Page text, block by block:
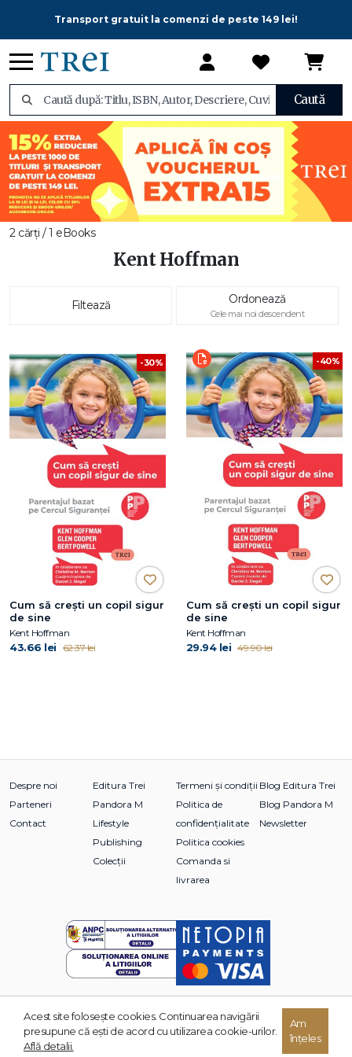
Transport gratuit la comenzi de peste 149 lei!
Caută
2 cărți / 1 eBooks
Kent Hoffman
Filtează Ordonează
Cele mai noi descendent
-30%
Cum să crești un copil sigur
de sine
Kent Hoffman
43.66 lei 62.37 lei
-40%
Cum să crești un copil sigur
de sine
Kent Hoffman
29.94 lei 49.90 lei
Despre noi
Parteneri
Contact
Editura Trei
Pandora M
Lifestyle
Publishing
Colecții
Termeni și condiții
Politica de
confidențialitate
Politica cookies
Comanda si
livrarea
Blog Editura Trei
Blog Pandora M
Newsletter
© 2026 Grupul Editorial TREI. Toate drepturile rezervate.
Acest site foloseşte cookies. Continuarea navigării
presupune că eşti de acord cu utilizarea cookie-urilor.
Află detalii.
Am
înțeles